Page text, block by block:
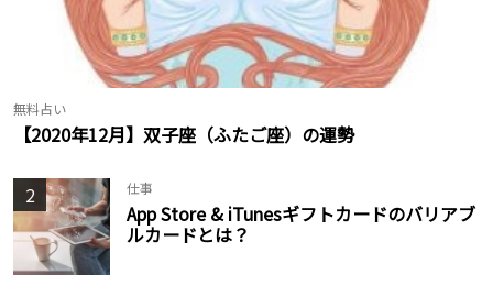
無料占い
【2020年12月】双子座（ふたご座）の運勢
2 仕事
App Store & iTunesギフトカードのバリアブ
ルカードとは？